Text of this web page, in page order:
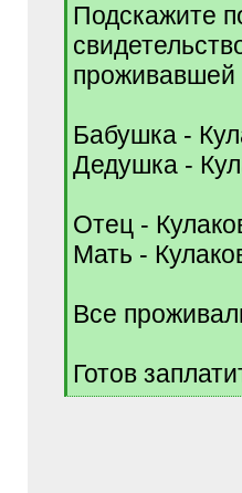
Подскажите
Бабушка -
Дедушка -
Отец -
Мать -
Все
Готов
[